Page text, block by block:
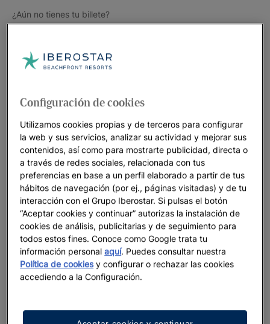
¿Aún no tienes tu billete?
Configuración de cookies
Utilizamos cookies propias y de terceros para configurar
la web y sus servicios, analizar su actividad y mejorar sus
contenidos, así como para mostrarte publicidad, directa o
a través de redes sociales, relacionada con tus
preferencias en base a un perfil elaborado a partir de tus
hábitos de navegación (por ej., páginas visitadas) y de tu
interacción con el Grupo Iberostar. Si pulsas el botón
“Aceptar cookies y continuar” autorizas la instalación de
cookies de análisis, publicitarias y de seguimiento para
todos estos fines. Conoce como Google trata tu
información personalaquí. Puedes consultar nuestra
Política de cookiesy configurar o rechazar las cookies
accediendo a la Configuración.